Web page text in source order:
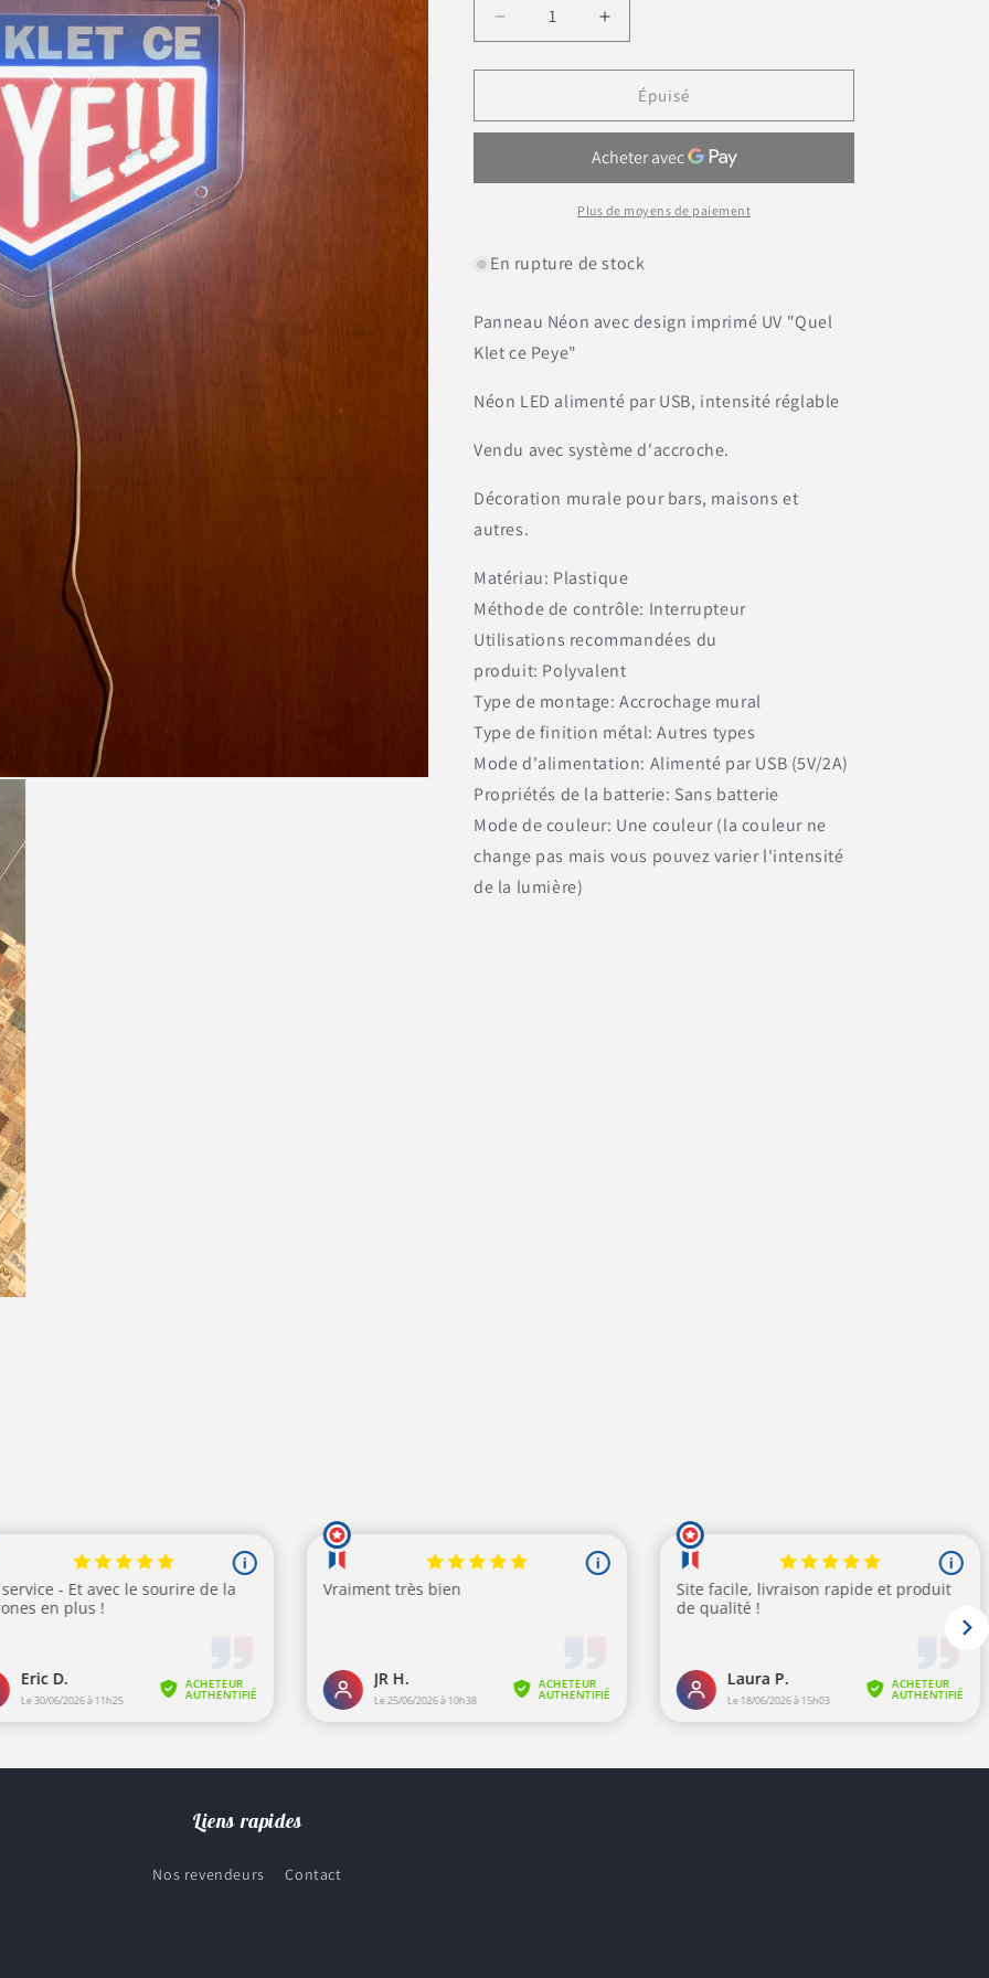
Réduire
la
quantité
Panneau
&quot;Quel
Klet
Augmenter
la
quantité
Panneau
&quot;Quel
Klet
ce
Épuisé
Plus de moyens de paiement
En rupture de stock
Panneau Néon avec design imprimé UV "Quel
Klet ce Peye"
Néon LED alimenté par USB, intensité réglable
Vendu avec système d'accroche.
Décoration murale pour bars, maisons et
autres.
Matériau: Plastique
Méthode de contrôle: Interrupteur
Utilisations recommandées du
produit: Polyvalent
Type de montage: Accrochage mural
Type de finition métal: Autres types
Mode d'alimentation: Alimenté par USB (5V/2A)
Propriétés de la batterie: Sans batterie
Mode de couleur: Une couleur (la couleur ne
change pas mais vous pouvez varier l'intensité
de la lumière)
Liens rapides
Nos revendeurs Contact